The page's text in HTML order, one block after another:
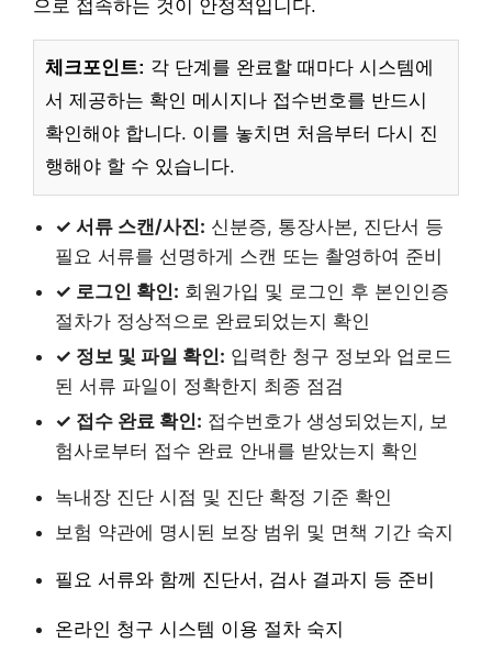
으로 접속하는 것이 안정적입니다.
체크포인트: 각 단계를 완료할 때마다 시스템에
서 제공하는 확인 메시지나 접수번호를 반드시
확인해야 합니다. 이를 놓치면 처음부터 다시 진
행해야 할 수 있습니다.
✓ 서류 스캔/사진: 신분증, 통장사본, 진단서 등
필요 서류를 선명하게 스캔 또는 촬영하여 준비
✓ 로그인 확인: 회원가입 및 로그인 후 본인인증
절차가 정상적으로 완료되었는지 확인
✓ 정보 및 파일 확인: 입력한 청구 정보와 업로드
된 서류 파일이 정확한지 최종 점검
✓ 접수 완료 확인: 접수번호가 생성되었는지, 보
험사로부터 접수 완료 안내를 받았는지 확인
녹내장 진단 시점 및 진단 확정 기준 확인
보험 약관에 명시된 보장 범위 및 면책 기간 숙지
필요 서류와 함께 진단서, 검사 결과지 등 준비
온라인 청구 시스템 이용 절차 숙지